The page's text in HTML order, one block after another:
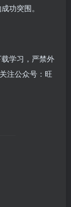
功突围。
学习，严禁外
注公众号：旺